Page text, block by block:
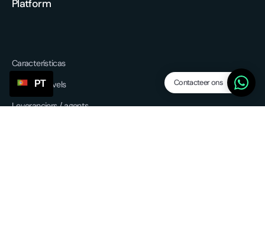
Contacteer ons
Platform
Características
Dropship levels
Leveranciers / agents
PT